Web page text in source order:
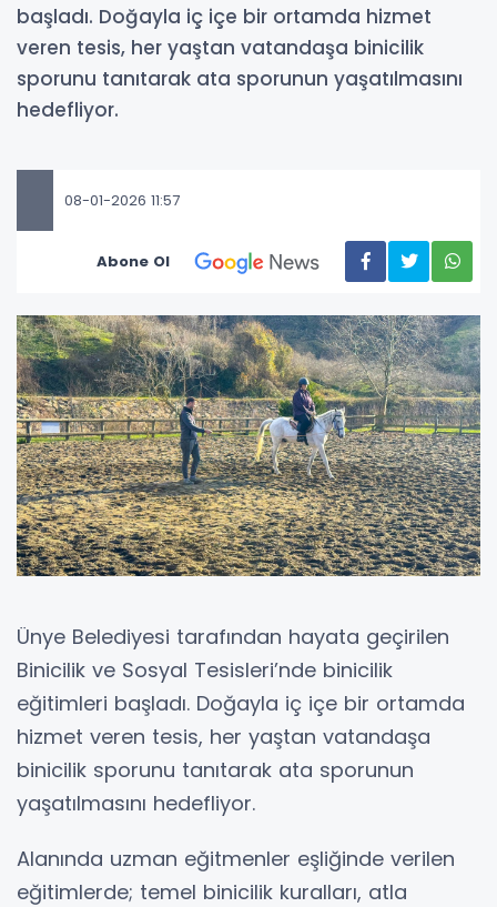
başladı. Doğayla iç içe bir ortamda hizmet
veren tesis, her yaştan vatandaşa binicilik
sporunu tanıtarak ata sporunun yaşatılmasını
hedefliyor.
08-01-2026 11:57
Abone Ol
Ünye Belediyesi tarafından hayata geçirilen
Binicilik ve Sosyal Tesisleri’nde binicilik
eğitimleri başladı. Doğayla iç içe bir ortamda
hizmet veren tesis, her yaştan vatandaşa
binicilik sporunu tanıtarak ata sporunun
yaşatılmasını hedefliyor.
Alanında uzman eğitmenler eşliğinde verilen
eğitimlerde; temel binicilik kuralları, atla